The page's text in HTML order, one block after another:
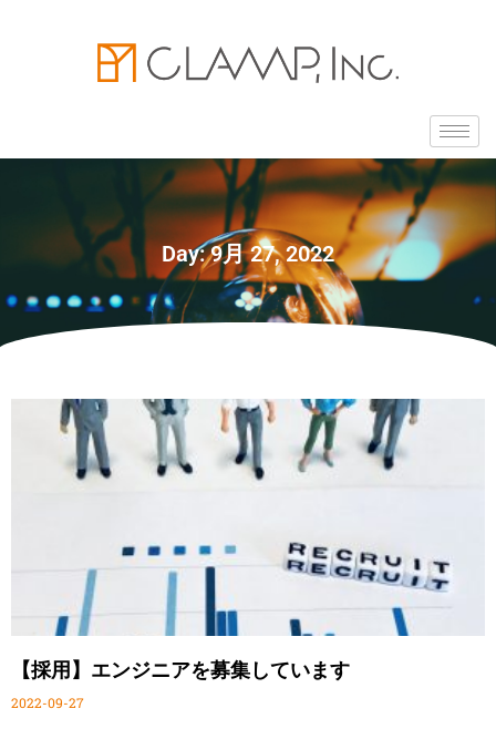
Day: 9月 27, 2022
【採用】エンジニアを募集しています
2022-09-27